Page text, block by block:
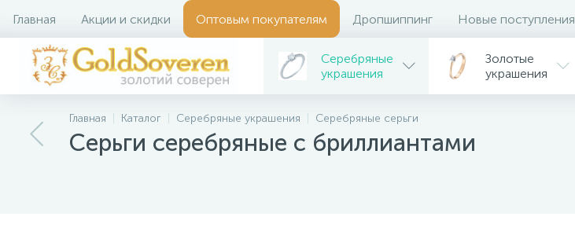
Главная Акции и скидки Оптовым покупателям Дропшиппинг Новые поступления
Серебряные
украшения
Золотые
украшения
Главная Каталог Серебряные украшения Серебряные серьги
Серьги серебряные с бриллиантами